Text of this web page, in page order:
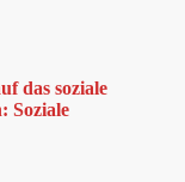
das soziale
Soziale